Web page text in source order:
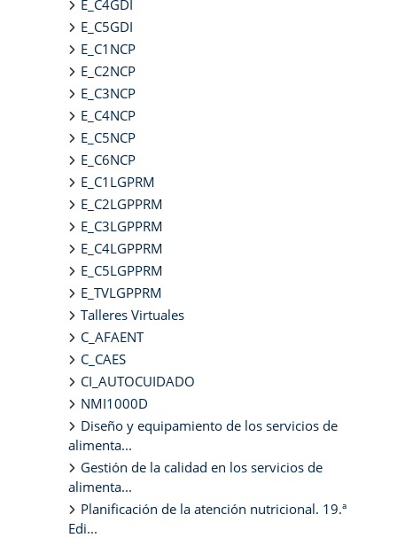
E_C4GDI
E_C5GDI
E_C1NCP
E_C2NCP
E_C3NCP
E_C4NCP
E_C5NCP
E_C6NCP
E_C1LGPRM
E_C2LGPPRM
E_C3LGPPRM
E_C4LGPPRM
E_C5LGPPRM
E_TVLGPPRM
Talleres Virtuales
C_AFAENT
C_CAES
CI_AUTOCUIDADO
NMI1000D
Diseño y equipamiento de los servicios de
alimenta...
Gestión de la calidad en los servicios de
alimenta...
Planificación de la atención nutricional. 19.ª
Edi...